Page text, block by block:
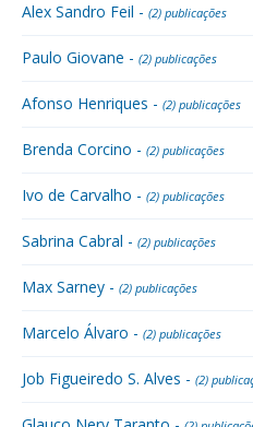
Alex Sandro Feil - (2) publicações
Paulo Giovane - (2) publicações
Afonso Henriques - (2) publicações
Brenda Corcino - (2) publicações
Ivo de Carvalho - (2) publicações
Sabrina Cabral - (2) publicações
Max Sarney - (2) publicações
Marcelo Álvaro - (2) publicações
Job Figueiredo S. Alves - (2)